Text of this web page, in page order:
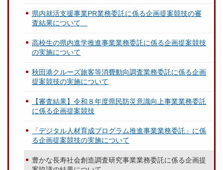
県内就活支援事業PR業務委託に係る企画提案競技の審
査結果について
高校生の県内進学推進事業業務委託に係る企画提案競技
の実施について
秋田港クルーズ旅客等消費動向調査業務委託に係る企画
提案競技の実施について
【審査結果】令和８年度県民防災意識向上事業業務委託
に係る企画提案競技
「デジタル人材育成プログラム推進事業業務委託」に係
る企画提案競技の実施について
豊かな長寿社会創造調査研究事業業務委託に係る企画提